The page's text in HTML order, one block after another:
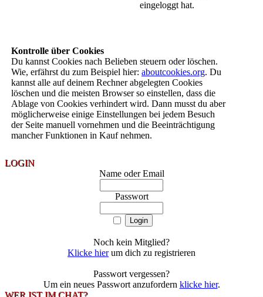
eingeloggt hat.
Kontrolle über Cookies
Du kannst Cookies nach Belieben steuern oder löschen.
Wie, erfährst du zum Beispiel hier: aboutcookies.org. Du
kannst alle auf deinem Rechner abgelegten Cookies
löschen und die meisten Browser so einstellen, dass die
Ablage von Cookies verhindert wird. Dann musst du aber
möglicherweise einige Einstellungen bei jedem Besuch
der Seite manuell vornehmen und die Beeinträchtigung
mancher Funktionen in Kauf nehmen.
LOGIN
Name oder Email
Passwort
Noch kein Mitglied?
Klicke hierum dich zu registrieren
Passwort vergessen?
Um ein neues Passwort anzufordern klicke hier.
WER IST IM CHAT?